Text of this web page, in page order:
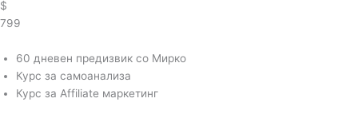
$
799
60 дневен предизвик со Мирко
Курс за самоанализа
Курс за Affiliate маркетинг